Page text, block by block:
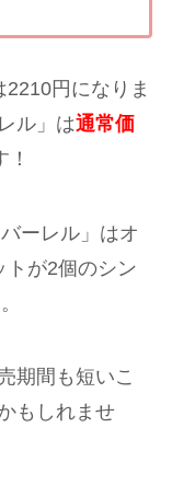
円になりま
ル」は通常価
ーレル」はオ
トが2個のシン
期間も短いこ
もしれませ